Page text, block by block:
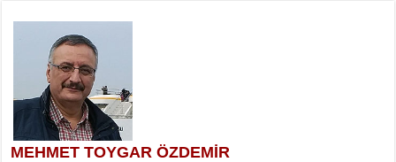
MEHMET TOYGAR ÖZDEMİR